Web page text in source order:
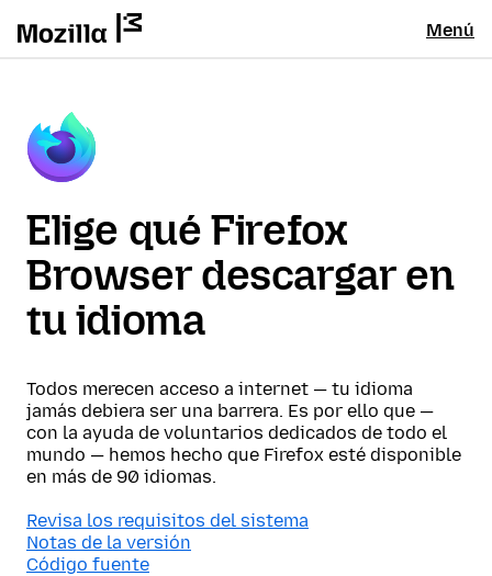
Menú
Elige qué Firefox
Browser descargar en
tu idioma
Todos merecen acceso a internet — tu idioma
jamás debiera ser una barrera. Es por ello que —
con la ayuda de voluntarios dedicados de todo el
mundo — hemos hecho que Firefox esté disponible
en más de 90 idiomas.
Revisa los requisitos del sistema
Notas de la versión
Código fuente